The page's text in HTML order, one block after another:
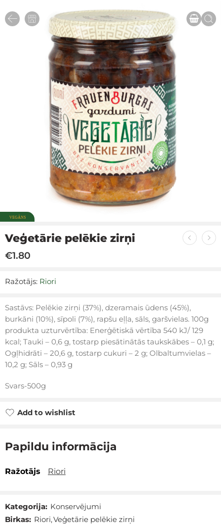
VEGĀNS
Veģetārie pelēkie zirņi
€1.80
Ražotājs: Riori
Sastāvs: Pelēkie zirņi (37%), dzeramais ūdens (45%),
burkāni (10%), sīpoli (7%), rapšu eļļa, sāls, garšvielas. 100g
produkta uzturvērtība: Enerģētiskā vērtība 540 kJ/ 129
kcal; Tauki – 0,6 g, tostarp piesātinātās taukskābes – 0,1 g;
Ogļhidrāti – 20,6 g, tostarp cukuri – 2 g; Olbaltumvielas –
10,2 g; Sāls – 0,93 g
Svars-500g
Add to wishlist
Papildu informācija
Ražotājs Riori
Kategorija: Konservējumi
Birkas: Riori,Veģetārie pelēkie zirņi